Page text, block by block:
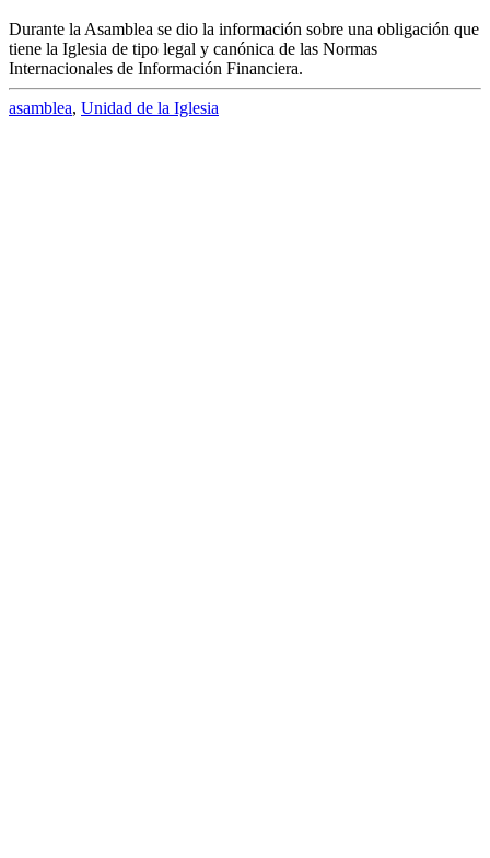
Durante la Asamblea se dio la información sobre una obligación que
tiene la Iglesia de tipo legal y canónica de las Normas
Internacionales de Información Financiera.
asamblea, Unidad de la Iglesia